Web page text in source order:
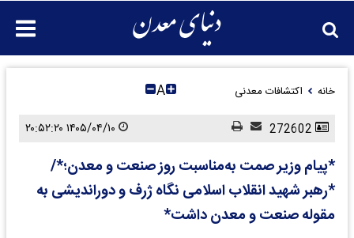
خانه اکتشافات معدنی A
*پیام وزیر صمت به‌مناسبت روز صنعت و معدن؛*/
*رهبر شهید انقلاب اسلامی نگاه ژرف و دوراندیشی به
مقوله صنعت و معدن داشت*